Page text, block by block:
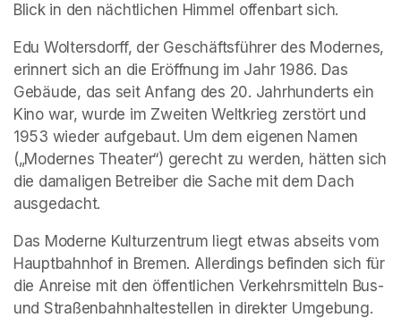
Blick in den nächtlichen Himmel offenbart sich.
Edu Woltersdorff, der Geschäftsführer des Modernes,
erinnert sich an die Eröffnung im Jahr 1986. Das
Gebäude, das seit Anfang des 20. Jahrhunderts ein
Kino war, wurde im Zweiten Weltkrieg zerstört und
1953 wieder aufgebaut. Um dem eigenen Namen
(„Modernes Theater“) gerecht zu werden, hätten sich
die damaligen Betreiber die Sache mit dem Dach
ausgedacht.
Das Moderne Kulturzentrum liegt etwas abseits vom
Hauptbahnhof in Bremen. Allerdings befinden sich für
die Anreise mit den öffentlichen Verkehrsmitteln Bus-
und Straßenbahnhaltestellen in direkter Umgebung.